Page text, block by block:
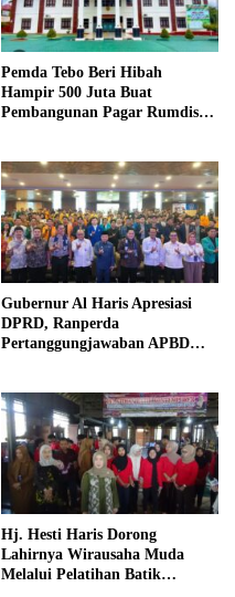
Pemda Tebo Beri Hibah
Hampir 500 Juta Buat
Pembangunan Pagar Rumdis
Gubernur Al Haris Apresiasi
DPRD, Ranperda
Pertanggungjawaban APBD
Hj. Hesti Haris Dorong
Lahirnya Wirausaha Muda
Melalui Pelatihan Batik